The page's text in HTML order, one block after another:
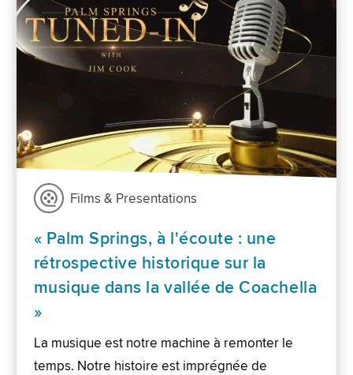
Films & Presentations
« Palm Springs, à l'écoute : une
rétrospective historique sur la
musique dans la vallée de Coachella
»
La musique est notre machine à remonter le
temps. Notre histoire est imprégnée de